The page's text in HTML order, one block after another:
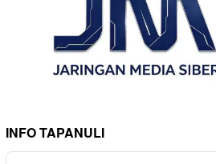
INFO TAPANULI